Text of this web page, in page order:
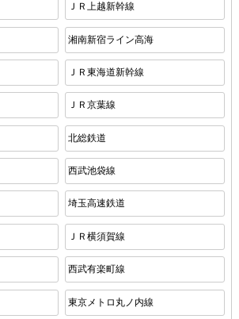
ＪＲ上越新幹線
湘南新宿ライン高海
ＪＲ東海道新幹線
ＪＲ京葉線
北総鉄道
西武池袋線
埼玉高速鉄道
ＪＲ横須賀線
西武有楽町線
東京メトロ丸ノ内線